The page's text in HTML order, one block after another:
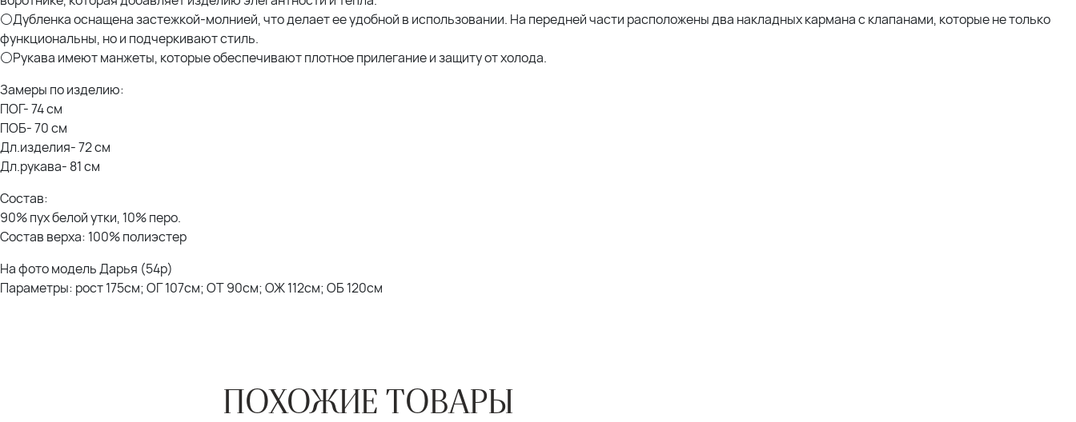
⚪Дубленка оснащена застежкой-молнией, что делает ее удобной в использовании. На передней части расположены два накладных кармана с клапанами, которые не только
функциональны, но и подчеркивают стиль.
⚪Рукава имеют манжеты, которые обеспечивают плотное прилегание и защиту от холода.
Замеры по изделию:
ПОГ- 74 см
ПОБ- 70 см
Дл.изделия- 72 см
Дл.рукава- 81 см
Состав:
90% пух белой утки, 10% перо.
Состав верха: 100% полиэстер
На фото модель Дарья (54р)
Параметры: рост 175см; ОГ 107см; ОТ 90см; ОЖ 112см; ОБ 120см
ПОХОЖИЕ ТОВАРЫ